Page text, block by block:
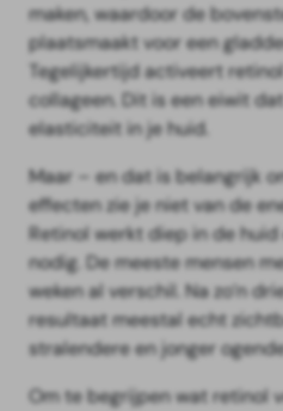
maken, waardoor de
plaatsmaakt voor een
Tegelijkertijd activeert
collageen. Dit is een eiwit
elasticiteit in je huid.
Maar – en dat is belangrijk
effecten zie je niet van de
Retinol werkt diep in de
nodig. De meeste mensen
weken al verschil. Na zo’n
resultaat meestal echt
stralendere en jonger
Om te begrijpen wat retinol